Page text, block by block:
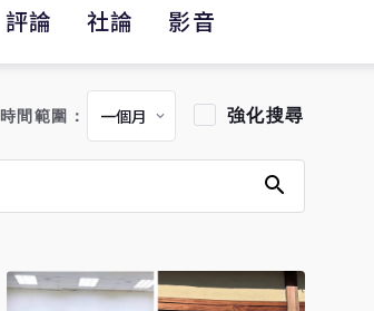
評論 社論 影音
時間範圍： 強化搜尋